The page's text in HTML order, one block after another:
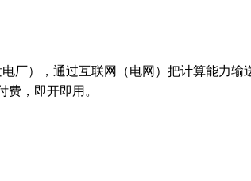
厂），通过互联网（电网）把计算能力输
，即开即用。